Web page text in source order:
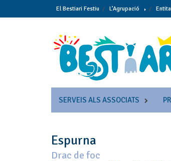
to
El Bestiari Festiu L’Agrupació
SERVEIS ALS ASSOCIATS
Espurna
Drac de foc